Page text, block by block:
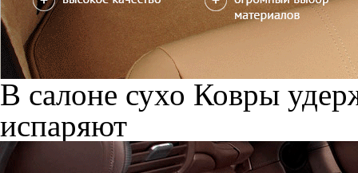
В салоне сухо Ковры
испаряют